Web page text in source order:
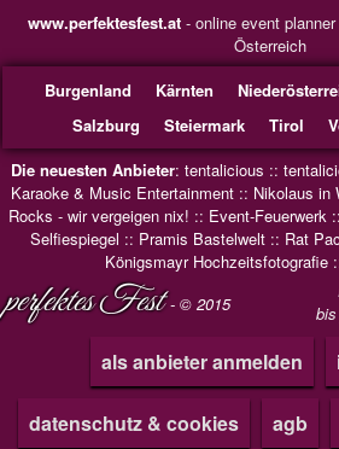
www.perfektesfest.at- online event
Österreich
Burgenland
Kärnten
Salzburg
Steiermark Tirol
Die neuesten Anbieter: tentalicious ::
Karaoke & Music Entertainment:: Nikolaus in
Rocks - wir vergeigen nix! :: Event-Feuerwerk ::
Selfiespiegel :: Pramis Bastelwelt :: Rat
Königsmayr Hochzeitsfotografie
perfektes Fest- © 2015
als anbieter anmelden
datenschutz & cookies agb